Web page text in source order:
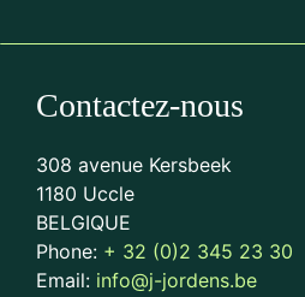
Contactez-nous
308 avenue Kersbeek
1180 Uccle
BELGIQUE
Phone: + 32 (0)2 345 23 30
Email: info@j-jordens.be